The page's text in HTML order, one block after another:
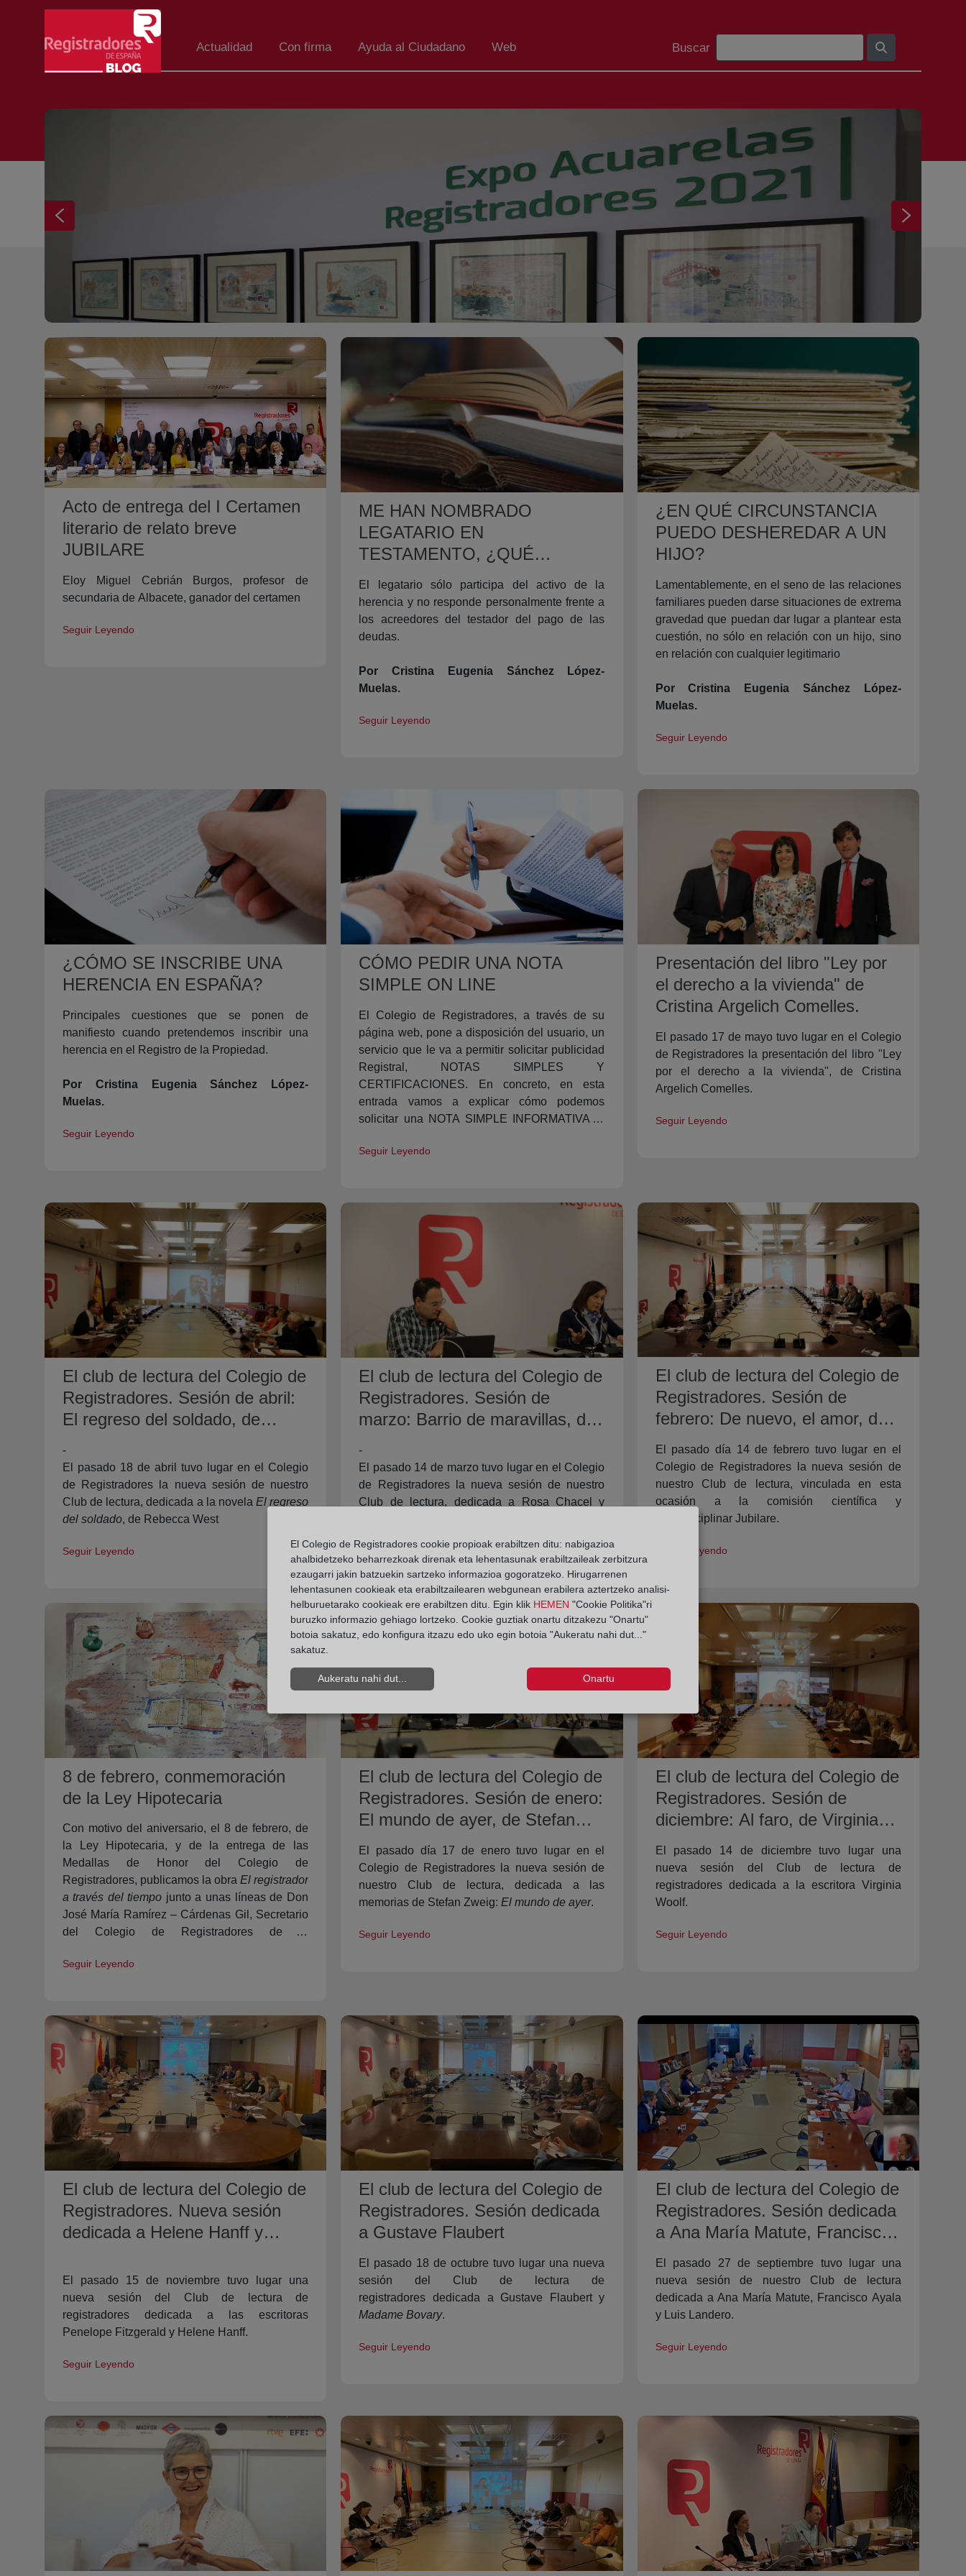
Eduki nagusira joan
Actualidad Con firma Ayuda al Ciudadano Web
Bilaketa barra
Buscar
Acto de entrega del I Certamen
literario de relato breve
JUBILARE
Eloy Miguel Cebrián Burgos, profesor de
secundaria de Albacete, ganador del certamen
Seguir Leyendo
ME HAN NOMBRADO
LEGATARIO EN
TESTAMENTO, ¿QUÉ
DERECHOS TENGO EN
RELACIÓN CON EL
REGISTRO DE LA
PROPIEDAD?
El legatario sólo participa del activo de la
herencia y no responde personalmente frente a
los acreedores del testador del pago de las
deudas.
Por Cristina Eugenia Sánchez López-
Muelas.
Seguir Leyendo
¿EN QUÉ CIRCUNSTANCIA
PUEDO DESHEREDAR A UN
HIJO?
Lamentablemente, en el seno de las relaciones
familiares pueden darse situaciones de extrema
gravedad que puedan dar lugar a plantear esta
cuestión, no sólo en relación con un hijo, sino
en relación con cualquier legitimario
Por Cristina Eugenia Sánchez López-
Muelas.
Seguir Leyendo
¿CÓMO SE INSCRIBE UNA
HERENCIA EN ESPAÑA?
Principales cuestiones que se ponen de
manifiesto cuando pretendemos inscribir una
herencia en el Registro de la Propiedad.
Por Cristina Eugenia Sánchez López-
Muelas.
Seguir Leyendo
CÓMO PEDIR UNA NOTA
SIMPLE ON LINE
El Colegio de Registradores, a través de su
página web, pone a disposición del usuario, un
servicio que le va a permitir solicitar publicidad
Registral, NOTAS SIMPLES Y
CERTIFICACIONES. En concreto, en esta
entrada vamos a explicar cómo podemos
solicitar una NOTA SIMPLE INFORMATIVA al
Seguir Leyendo
Presentación del libro "Ley por
el derecho a la vivienda" de
Cristina Argelich Comelles.
El pasado 17 de mayo tuvo lugar en el Colegio
de Registradores la presentación del libro "Ley
por el derecho a la vivienda", de Cristina
Argelich Comelles.
Seguir Leyendo
El club de lectura del Colegio de
Registradores. Sesión de abril:
El regreso del soldado, de
-
El pasado 18 de abril tuvo lugar en el Colegio
de Registradores la nueva sesión de nuestro
Club de lectura, dedicada a la novela El regreso
del soldado, de Rebecca West
Seguir Leyendo
El club de lectura del Colegio de
Registradores. Sesión de
marzo: Barrio de maravillas, de
joven poeta, de Rainer Maria
Rilke.
-
El pasado 14 de marzo tuvo lugar en el Colegio
de Registradores la nueva sesión de nuestro
Club de lectura, dedicada a Rosa Chacel y
Seguir Leyendo
El club de lectura del Colegio de
Registradores. Sesión de
febrero: De nuevo, el amor, de
Doris Lessing.
El pasado día 14 de febrero tuvo lugar en el
Colegio de Registradores la nueva sesión de
nuestro Club de lectura, vinculada en esta
ocasión a la comisión científica y
multidisciplinar Jubilare.
Seguir Leyendo
8 de febrero, conmemoración
de la Ley Hipotecaria
Con motivo del aniversario, el 8 de febrero, de
la Ley Hipotecaria, y de la entrega de las
Medallas de Honor del Colegio de
Registradores, publicamos la obra El registrador
a través del tiempo junto a unas líneas de Don
José María Ramírez – Cárdenas Gil, Secretario
del Colegio de Registradores de la
España.
Seguir Leyendo
El club de lectura del Colegio de
Registradores. Sesión de enero:
El mundo de ayer, de Stefan
Zweig.
El pasado día 17 de enero tuvo lugar en el
Colegio de Registradores la nueva sesión de
nuestro Club de lectura, dedicada a las
memorias de Stefan Zweig:El mundo de ayer.
Seguir Leyendo
El club de lectura del Colegio de
Registradores. Sesión de
diciembre: Al faro, de Virginia
Woolf.
El pasado 14 de diciembre tuvo lugar una
nueva sesión del Club de lectura de
registradores dedicada a la escritora Virginia
Woolf.
Seguir Leyendo
El club de lectura del Colegio de
Registradores. Nueva sesión
dedicada a Helene Hanff y
El pasado 15 de noviembre tuvo lugar una
nueva sesión del Club de lectura de
registradores dedicada a las escritoras
Penelope Fitzgerald y Helene Hanff.
Seguir Leyendo
El club de lectura del Colegio de
Registradores. Sesión dedicada
a Gustave Flaubert
El pasado 18 de octubre tuvo lugar una nueva
sesión del Club de lectura de
registradores dedicada a Gustave Flaubert y
Madame Bovary.
Seguir Leyendo
El club de lectura del Colegio de
Registradores. Sesión dedicada
a Ana María Matute, Francisco
Ayala y Luis Landero.
El pasado 27 de septiembre tuvo lugar una
nueva sesión de nuestro Club de lectura
dedicada a Ana María Matute, Francisco Ayala
y Luis Landero.
Seguir Leyendo
El Colegio de Registradores cookie propioak erabiltzen ditu: nabigazioa
ahalbidetzeko beharrezkoak direnak eta lehentasunak erabiltzaileak zerbitzura
ezaugarri jakin batzuekin sartzeko informazioa gogoratzeko. Hirugarrenen
lehentasunen cookieak eta erabiltzailearen webgunean erabilera aztertzeko analisi-
helburuetarako cookieak ere erabiltzen ditu. Egin klik HEMEN "Cookie Politika"ri
buruzko informazio gehiago lortzeko. Cookie guztiak onartu ditzakezu "Onartu"
botoia sakatuz, edo konfigura itzazu edo uko egin botoia "Aukeratu nahi dut..."
sakatuz.
Aukeratu nahi dut... Onartu